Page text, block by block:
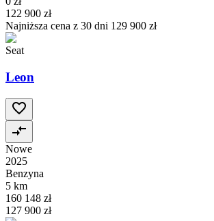
122 900 zł
Najniższa cena z 30 dni 129 900 zł
Seat
Leon
Nowe
2025
Benzyna
5 km
160 148 zł
127 900 zł